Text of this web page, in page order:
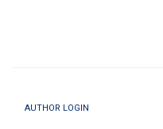
AUTHOR LOGIN